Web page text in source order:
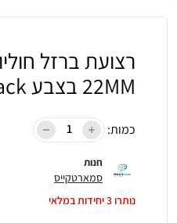
22MM בצבע Black
כמות:
חנות
סמארטקייס
נותרו3יחידות במלאי